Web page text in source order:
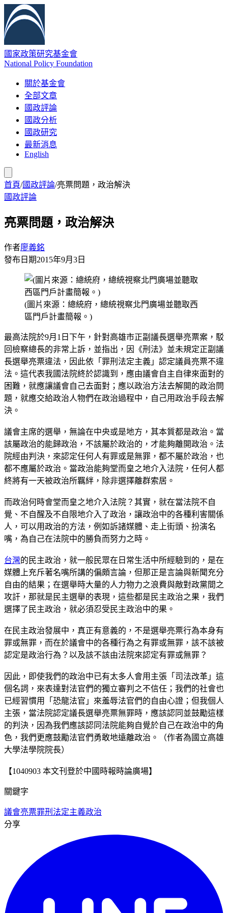
國家政策研究基金會
National Policy Foundation
關於基金會
全部文章
國政評論
國政分析
國政研究
最新消息
English
首頁/國政評論/亮票問題，政治解決
國政評論
亮票問題，政治解決
作者廖義銘
發布日期2015年9月3日
(圖片來源：總統府，總統視察北門廣場並聽取西
區門戶計畫簡報。)
最高法院於9月1日下午，針對高雄市正副議長選舉亮票案，駁
回檢察總長的非常上訴，並指出，因《刑法》並未規定正副議
長選舉亮票違法，因此依「罪刑法定主義」認定議員亮票不違
法。這代表我國法院終於認識到，應由議會自主自律來面對的
困難，就應讓議會自己去面對；應以政治方法去解開的政治問
題，就應交給政治人物們在政治過程中，自己用政治手段去解
決。
議會主席的選舉，無論在中央或是地方，其本質都是政治。當
該屬政治的能歸政治，不該屬於政治的，才能夠離開政治。法
院經由判決，來認定任何人有罪或是無罪，都不屬於政治，也
都不應屬於政治。當政治能夠堂而皇之地介入法院，任何人都
終將有一天被政治所羈絆，除非選擇離群索居。
而政治何時會堂而皇之地介入法院？其實，就在當法院不自
覺、不自醒及不自限地介入了政治，讓政治中的各種利害關係
人，可以用政治的方法，例如訴諸媒體、走上街頭、扮演名
嘴，為自己在法院中的勝負而努力之時。
台灣的民主政治，就一般民眾在日常生活中所經驗到的，是在
媒體上充斥著名嘴所講的偏頗言論，但那正是言論與新聞充分
自由的結果；在選舉時大量的人力物力之浪費與敵對政黨間之
攻訐，那就是民主選舉的表現，這些都是民主政治之果，我們
選擇了民主政治，就必須忍受民主政治中的果。
在民主政治發展中，真正有意義的，不是選舉亮票行為本身有
罪或無罪，而在於議會中的各種行為之有罪或無罪，該不該被
認定是政治行為？以及該不該由法院來認定有罪或無罪？
因此，即使我們的政治中已有太多人會用主張「司法改革」這
個名詞，來表達對法官們的獨立審判之不信任；我們的社會也
已經習慣用「恐龍法官」來羞辱法官們的自由心證；但我個人
主張，當法院認定議長選舉亮票無罪時，應該認同並鼓勵這樣
的判決，因為我們應該認同法院能夠自覺於自己在政治中的角
色，我們更應鼓勵法官們勇敢地遠離政治。（作者為國立高雄
大學法學院院長）
【1040903 本文刊登於中國時報時論廣場】
關鍵字
議會亮票罪刑法定主義政治
分享